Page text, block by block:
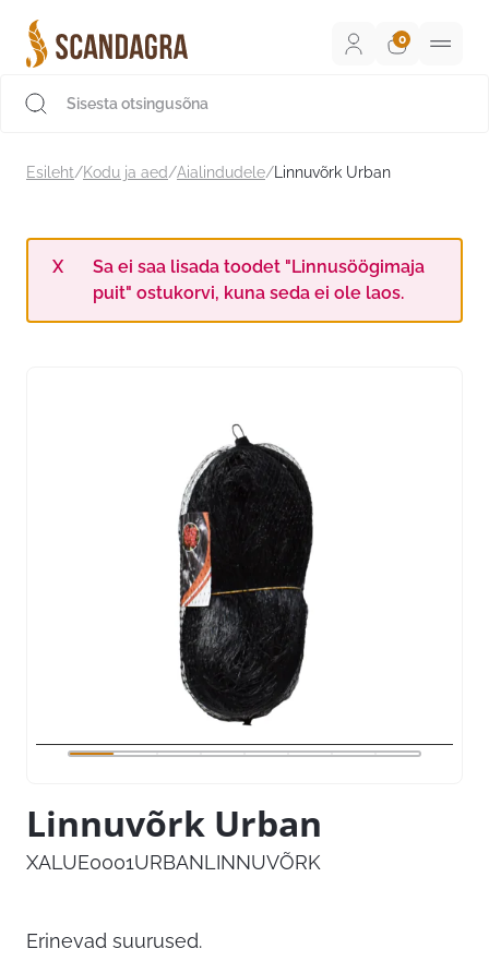
sisu
juurde
Esileht/Kodu ja aed/Aialindudele/ Linnuvõrk Urban
Sa ei saa lisada toodet "Linnusöögimaja
puit" ostukorvi, kuna seda ei ole laos.
Linnuvõrk Urban
XALUE0001URBANLINNUVÕRK
Erinevad suurused.